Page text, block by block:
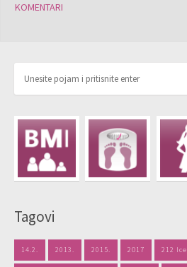
KOMENTARI
Tagovi
14.2. 2013. 2015. 2017 212 Ice